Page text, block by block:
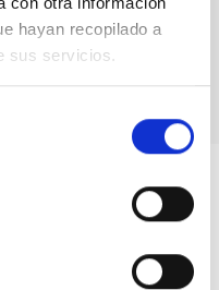
hayan recopilado a
sus servicios.